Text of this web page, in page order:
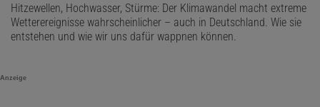
Hitzewellen, Hochwasser, Stürme: Der Klimawandel macht extreme
Wetterereignisse wahrscheinlicher – auch in Deutschland. Wie sie
entstehen und wie wir uns dafür wappnen können.
Anzeige